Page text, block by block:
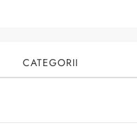
CATEGORII